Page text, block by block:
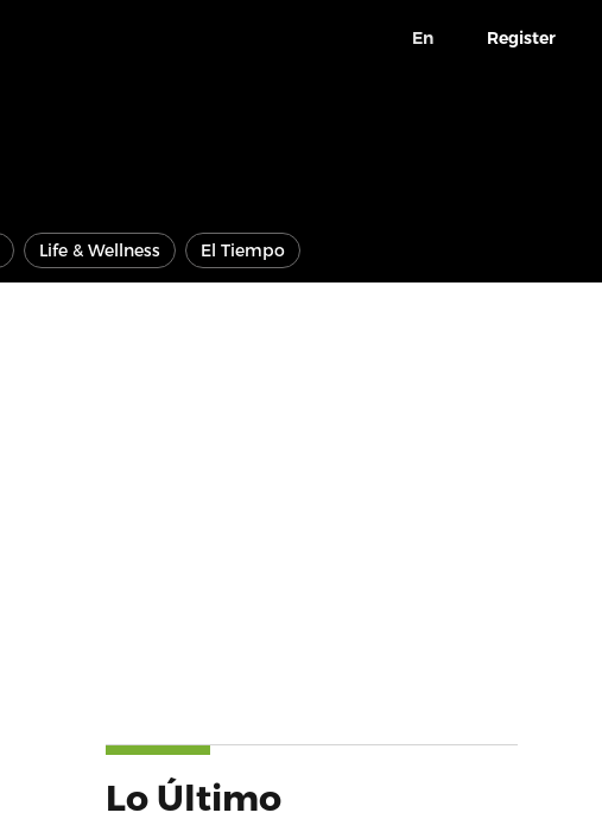
En Register
Life & Wellness El Tiempo
Lo Último